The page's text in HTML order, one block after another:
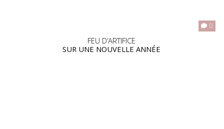
0
FEU D’ARTIFICE
SUR UNE NOUVELLE ANNÉE